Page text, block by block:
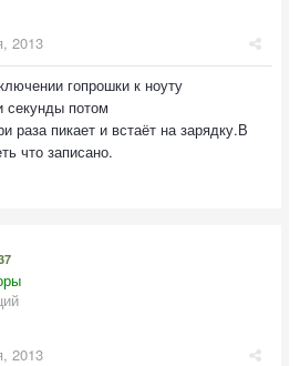
2013
гопрошки к ноуту
секунды потом
раза пикает и встаёт на зарядку.В
что записано.
2013